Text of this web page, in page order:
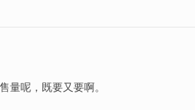
量呢，既要又要啊。